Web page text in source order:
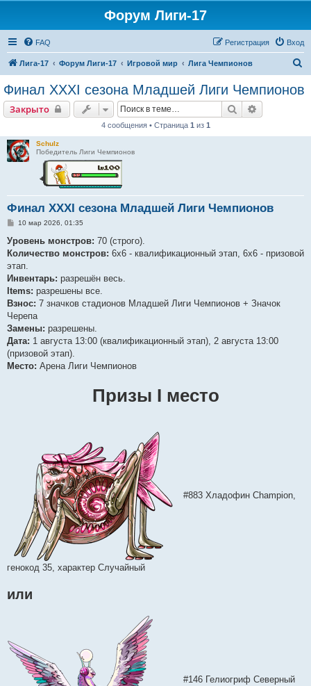
Форум Лиги-17
FAQ Вход
Регистрация
Лига-17 Форум Лиги-17 Игровой мир Лига Чемпионов
и
Финал XXXI сезона Младшей Лиги Чемпионов
Закрыто Поиск
4 сообщения • Страница 1 из 1
Schulz
Победитель Лиги Чемпионов
Финал XXXI сезона Младшей Лиги Чемпионов
С
о
щ
е
и
е
10 мар 2026, 01:35
Уровень монстров: 70 (строго).
Количество монстров: 6х6 - квалификационный этап, 6х6 - призовой
этап.
Инвентарь: разрешён весь.
Items: разрешены все.
Взнос: 7 значков стадионов Младшей Лиги Чемпионов + Значок
Черепа
Замены: разрешены.
Дата: 1 августа 13:00 (квалификационный этап), 2 августа 13:00
(призовой этап).
Место: Арена Лиги Чемпионов
Призы I место
#883 Хладофин Champion,
генокод 35, характер Случайный
или
#146 Гелиогриф Северный